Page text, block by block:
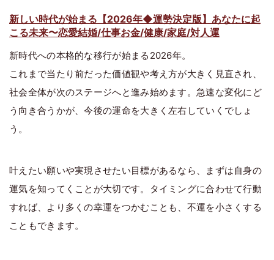
新しい時代が始まる【2026年◆運勢決定版】あなたに起
こる未来〜恋愛結婚/仕事お金/健康/家庭/対人運
新時代への本格的な移行が始まる2026年。
これまで当たり前だった価値観や考え方が大きく見直され、
社会全体が次のステージへと進み始めます。急速な変化にど
う向き合うかが、今後の運命を大きく左右していくでしょ
う。
叶えたい願いや実現させたい目標があるなら、まずは自身の
運気を知ってくことが大切です。タイミングに合わせて行動
すれば、より多くの幸運をつかむことも、不運を小さくする
こともできます。